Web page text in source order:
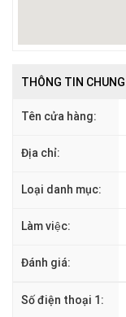
THÔNG TIN CHUNG
Tên cửa hàng:
Địa chỉ:
Loại danh mục:
Làm việc:
Đánh giá:
Số điện thoại 1: